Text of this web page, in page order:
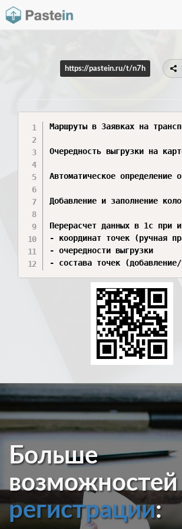
https://pastein.ru/t/n7h
Маршруты в Заявках на
Очередность выгрузки на
Автоматическое определение
Добавление и заполнение
Перерасчет данных в 1с при
- координат точек (ручная
- очередности выгрузки
- состава точек (добавление/
Больше
регистрации: